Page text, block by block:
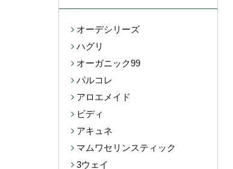
オーデシリーズ
ハグリ
オーガニック99
パルコレ
アロエメイド
ビディ
アキュネ
マムワセリンスティック
3ウェイ